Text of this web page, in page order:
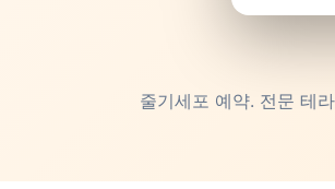
줄기세포 예약. 전문 테